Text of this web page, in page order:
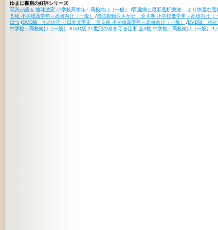
ゆまに書房の好評シリーズ
写真が語る 地球激変 小学校高学年～高校向け（一般）
/腎臓病と最新透析療法 ―より快適な
５枚 小学校高学年～高校向け（一般）
/最強動物をさがせ 全４巻 小学校低学年～高校向け（
ばつ /DVD版 ものがたり日本文学史 全３枚 小学校高学年～高校向け（一般） /DVD版 福祉
中学校～高校向け（一般）
/DVD版 21世紀の命を守る仕事 全3枚 中学校～高校向け（一般） /